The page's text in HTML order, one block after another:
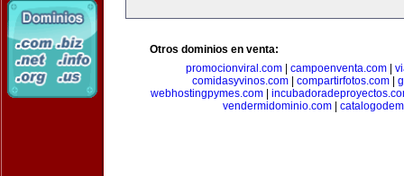
Otros dominios en venta:
promocionviral.com
campoenventa.com
comidasyvinos.com| compartirfotos.com|
webhostingpymes.com
vendermidominio.com|